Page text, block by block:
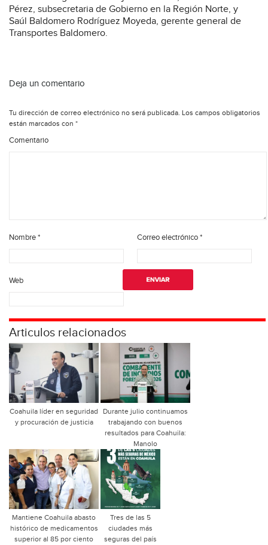
Pérez, subsecretaria de Gobierno en la Región Norte, y
Saúl Baldomero Rodríguez Moyeda, gerente general de
Transportes Baldomero.
Deja un comentario
Tu dirección de correo electrónico no será publicada. Los campos obligatorios
están marcados con *
Comentario
Nombre* Correo electrónico*
Web
Articulos relacionados
Coahuila líder en seguridad
y procuración de justicia
Durante julio continuamos
trabajando con buenos
resultados para Coahuila:
Manolo
Mantiene Coahuila abasto
histórico de medicamentos
superior al 85 por ciento
Tres de las 5
ciudades más
seguras del país